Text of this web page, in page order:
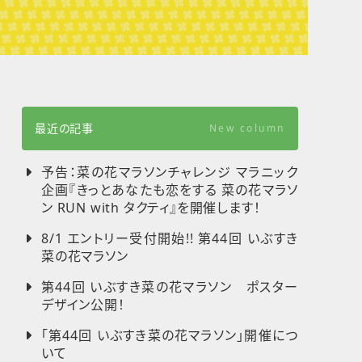
最近の記事 New column
予告：菜の花マラソンチャレンジ マラニック
企画『きっとあなたも恋をする 菜の花マラソ
ン RUN with タクティ』を開催します！
8/1 エントリー受付開始!! 第44回 いぶすき
菜の花マラソン
第44回 いぶすき菜の花マラソン ポスター
デザイン公開！
「第44回 いぶすき菜の花マラソン」開催につ
いて